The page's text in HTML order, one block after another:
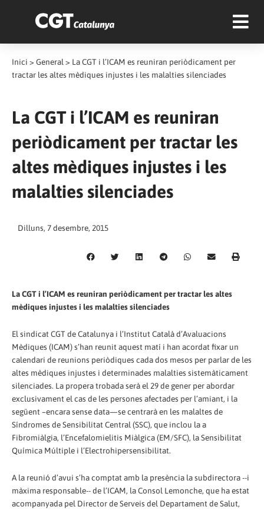
Inici > General > La CGT i l’ICAM es reuniran periòdicament per
tractar les altes mèdiques injustes i les malalties silenciades
La CGT i l’ICAM es reuniran
periòdicament per tractar les
altes mèdiques injustes i les
malalties silenciades
Dilluns, 7 desembre, 2015
La CGT i l’ICAM es reuniran periòdicament per tractar les altes
mèdiques injustes i les malalties silenciades
El sindicat CGT de Catalunya i l’Institut Català d’Avaluacions
Mèdiques (ICAM) s’han reunit aquest matí i han acordat fixar un
calendari de reunions periòdiques cada dos mesos per parlar de les
altes mèdiques injustes i determinades malalties sistemàticament
silenciades. La propera trobada serà el 29 de gener per abordar
exclusivament el cas de les persones afectades per l’amiant, i la
següent –encara sense data—se centrarà en les malaltes de
Síndromes de Sensibilitat Central (SSC), que inclou la a
Fibromiàlgia, l’Encefalomielitis Miàlgica (EM/SFC), la Sensibilitat
Química Múltiple i l’Electrohipersensibilitat.
A la reunió d’avui s’ha comptat amb la presència la subdirectora --i
màxima responsable-- de l’ICAM, la Consol Lemonche, que ha estat
acompanyada pel Director de Serveis del Departament de Salut,